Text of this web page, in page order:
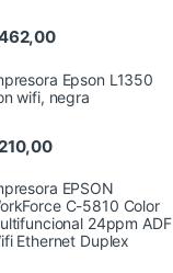
Epson L1350
wifi, negra
EPSON
C-5810 Color
24ppm ADF
Ethernet Duplex